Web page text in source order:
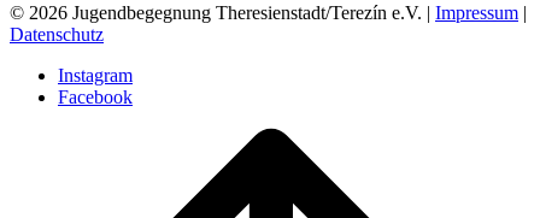
© 2026 Jugendbegegnung Theresienstadt/Terezín e.V. | Impressum |
Datenschutz
Instagram
Facebook